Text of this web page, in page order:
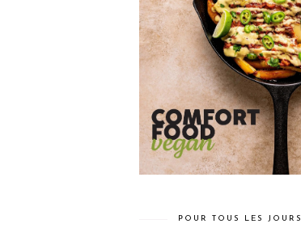
POUR TOUS LES JOURS